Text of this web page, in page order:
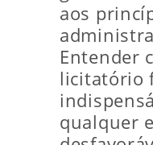
aos
Entender
licitatório
qualquer